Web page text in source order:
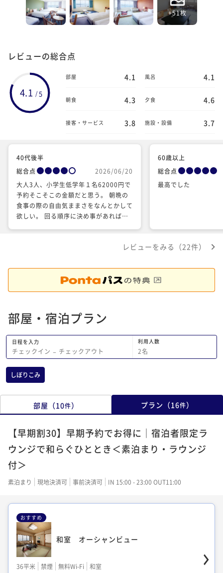
+51枚
レビューの総合点
4.1 / 5
部屋 4.1 風呂 4.1
朝食 4.3 夕食 4.6
接客・サービス 3.8 施設・設備 3.7
40代後半
総合点
2026/06/20
大人3人、小学生低学年１名62000円で
予約そこそこの金額だと思う。 朝晩の
食事の際の自由気ままさをなんとかして
欲しい。 回る順序に決め事があれば解
った。 なんだかんだでグランメルキュ
いただければもっと居心地が良くなるの
で、これからも利用させていただきま
60歳以上
総合点
最高でした️
レビューをみる（22件）
部屋・宿泊プラン
日程を入力
チェックイン − チェックアウト
利用人数
2名
しぼりこみ
部屋 （10件） プラン （16件）
【早期割30】早期予約でお得に｜宿泊者限定ラ
ウンジで和らぐひととき＜素泊まり・ラウンジ
付＞
素泊まり 現地決済可 事前決済可 IN 15:00 - 23:00 OUT11:00
おすすめ
和室 オーシャンビュー
36平米 禁煙 無料Wi-Fi
和室